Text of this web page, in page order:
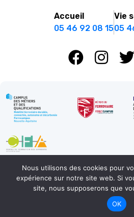
Accueil
05 46 92 08 15
Vie
05
Mentions légales
Nous utilisons des cookies pour
expérience sur notre site web. Si
site, nous supposerons que
OK
Engagé pour l’environnement :
carbone de notre site internet